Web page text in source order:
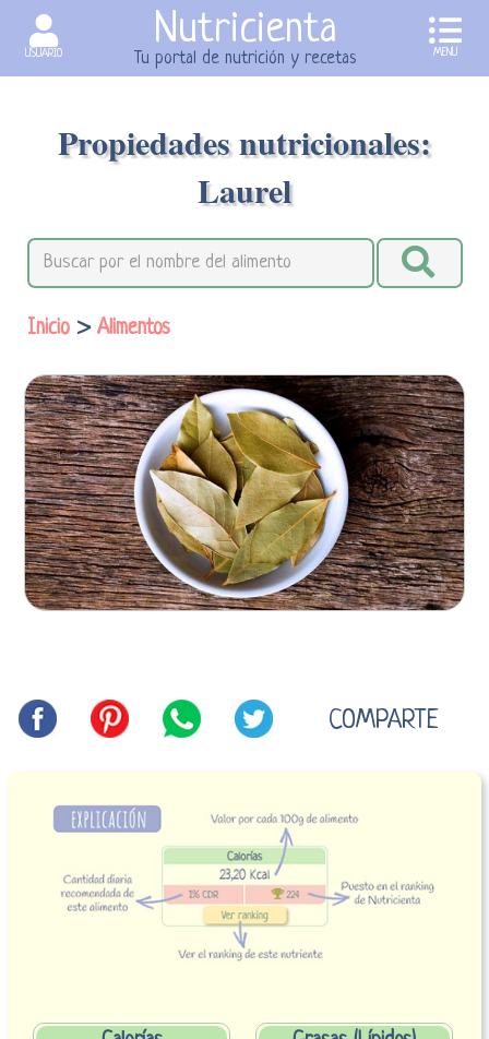
USUARIO
Nutricienta
Tu portal de nutrición y recetas MENU
Propiedades nutricionales:
Laurel
Inicio > Alimentos
COMPARTE